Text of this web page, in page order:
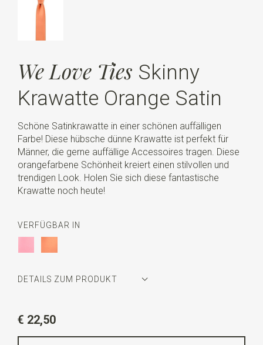
We Love Ties Skinny
Krawatte Orange Satin
Schöne Satinkrawatte in einer schönen auffälligen
Farbe! Diese hübsche dünne Krawatte ist perfekt für
Männer, die gerne auffällige Accessoires tragen. Diese
orangefarbene Schönheit kreiert einen stilvollen und
trendigen Look. Holen Sie sich diese fantastische
Krawatte noch heute!
VERFÜGBAR IN
DETAILS ZUM PRODUKT
Farbe
€ 22,50